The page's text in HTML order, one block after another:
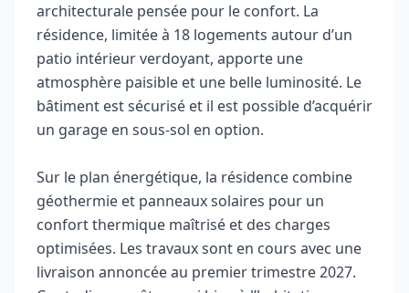
architecturale pensée pour le confort. La
résidence, limitée à 18 logements autour d’un
patio intérieur verdoyant, apporte une
atmosphère paisible et une belle luminosité. Le
bâtiment est sécurisé et il est possible d’acquérir
un garage en sous‑sol en option.
Sur le plan énergétique, la résidence combine
géothermie et panneaux solaires pour un
confort thermique maîtrisé et des charges
optimisées. Les travaux sont en cours avec une
livraison annoncée au premier trimestre 2027.